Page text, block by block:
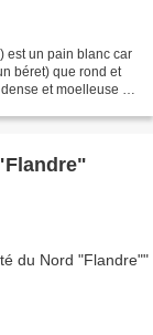
est un pain blanc car
béret) que rond et
et moelleuse et